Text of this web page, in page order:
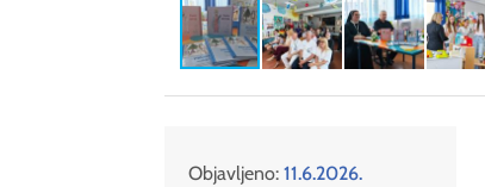
Objavljeno: 11.6.2026.